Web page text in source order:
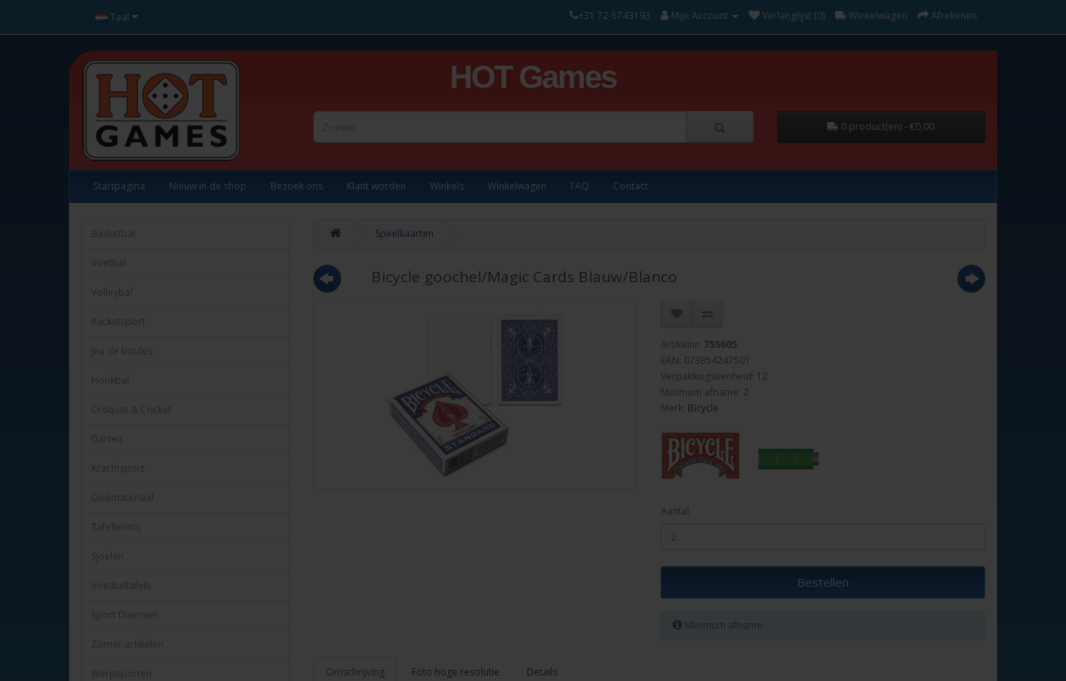
Taal +31 72-5743193 Mijn Account Verlanglijst (0) Winkelwagen Afrekenen
HOT Games
0 product(en) - €0,00
Startpagina Nieuw in de shop Bezoek ons Klant worden Winkels Winkelwagen FAQ Contact
Basketbal
Voetbal
Volleybal
Racketsport
Jeu de boules
Honkbal
Croquet & Cricket
Darten
Krachtsport
Duikmateriaal
Tafeltennis
Sjoelen
Voetbaltafels
Sport Diversen
Zomer artikelen
Werpsporten
Speelkaarten
Bicycle goochel/Magic Cards Blauw/Blanco
Artikelnr: 755605
EAN: 073854247501
Verpakkingseenheid: 12
Minimum afname: 2
Merk: Bicycle
Aantal
Bestellen
Minimum afname:
Omschrijving Foto hoge resolutie Details